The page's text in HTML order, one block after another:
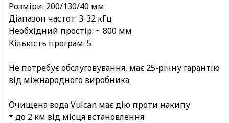
Розміри: 200/130/40 мм
Діапазон частот: 3-32 кГц
Необхідний простір: ~ 800 мм
Кількість програм: 5
Не потребує обслуговування, має 25-річну гарантію
від міжнародного виробника.
Очищена вода Vulcan має дію проти накипу
* до 2 км від місця встановлення